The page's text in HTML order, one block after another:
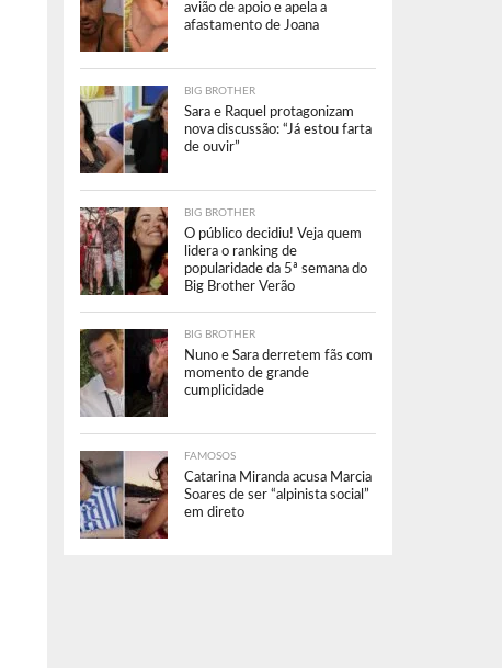
avião de apoio e apela a
afastamento de Joana
BIG BROTHER
Sara e Raquel protagonizam
nova discussão: “Já estou farta
de ouvir”
BIG BROTHER
O público decidiu! Veja quem
lidera o ranking de
popularidade da 5ª semana do
Big Brother Verão
BIG BROTHER
Nuno e Sara derretem fãs com
momento de grande
cumplicidade
FAMOSOS
Catarina Miranda acusa Marcia
Soares de ser “alpinista social”
em direto